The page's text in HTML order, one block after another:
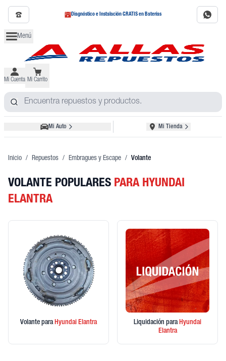
Diagnóstico e Instalación GRATIS en Baterías
Menú
Mi Cuenta Mi Carrito
Mi Auto Mi Tienda
Inicio / Repuestos / Embragues y Escape / Volante
VOLANTE POPULARES PARA HYUNDAI
ELANTRA
Volante paraHyundai Elantra Liquidación paraHyundai
Elantra